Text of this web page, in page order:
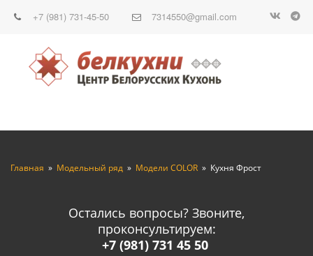
+7 (981) 731-45-50 7314550@gmail.com
Главная » Модельный ряд » Модели COLOR »  Кухня Фрост
Остались вопросы? Звоните,
проконсультируем:
+7 (981) 731 45 50